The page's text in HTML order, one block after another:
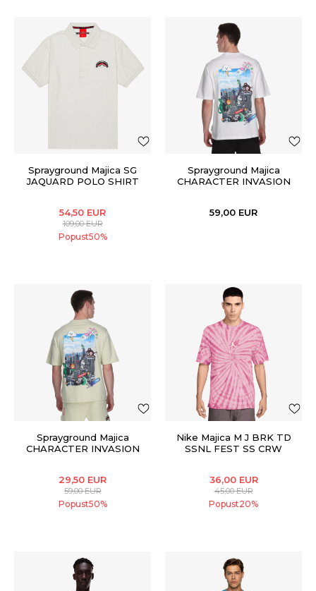
Sprayground Majica SG
JAQUARD POLO SHIRT
54,50 EUR
109,00EUR
Popust50%
Sprayground Majica
CHARACTER INVASION
59,00 EUR
Sprayground Majica
CHARACTER INVASION
29,50 EUR
59,00EUR
Popust50%
Nike Majica M J BRK TD
SSNL FEST SS CRW
36,00 EUR
45,00EUR
Popust20%